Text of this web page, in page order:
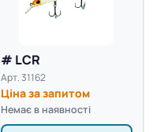
# LCR
Арт. 31162
Ціна за запитом
Немає в наявності